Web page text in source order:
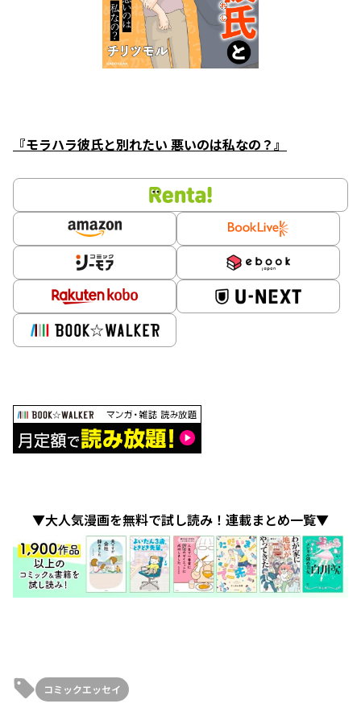
『モラハラ彼氏と別れたい 悪いのは私なの？』
▼大人気漫画を無料で試し読み！連載まとめ一覧▼
コミックエッセイ